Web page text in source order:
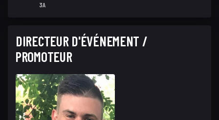
3A
DIRECTEUR D'ÉVÉNEMENT /
PROMOTEUR